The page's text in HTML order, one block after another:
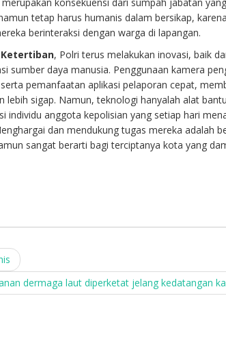
tetap harus humanis dalam bersikap,
berinteraksi dengan warga di lapangan.
, Polri terus melakukan inovasi, baik
sumber daya manusia. Penggunaan kamera
pemanfaatan aplikasi pelaporan cepat,
lebih sigap. Namun, teknologi hanyalah alat
individu anggota kepolisian yang setiap hari
dan mendukung tugas mereka adalah
sangat berarti bagi terciptanya kota yang
dermaga laut diperketat jelang kedatangan